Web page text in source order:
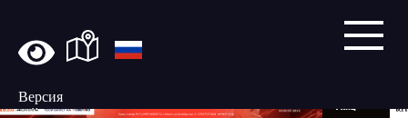
Версия
сайта